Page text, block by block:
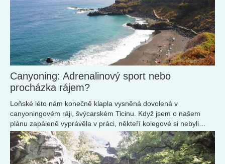
Canyoning: Adrenalinový sport nebo
procházka rájem?
Loňské léto nám konečně klapla vysněná dovolená v
canyoningovém ráji, švýcarském Ticinu. Když jsem o našem
plánu zapáleně vyprávěla v práci, někteří kolegové si nebyli
úplně jistí, co budu vlastně na dovolené dělat.